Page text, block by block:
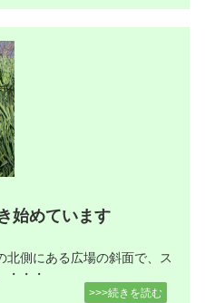
始めています
北側にある広場の斜面で、ス
・・・
>>>続きを読む